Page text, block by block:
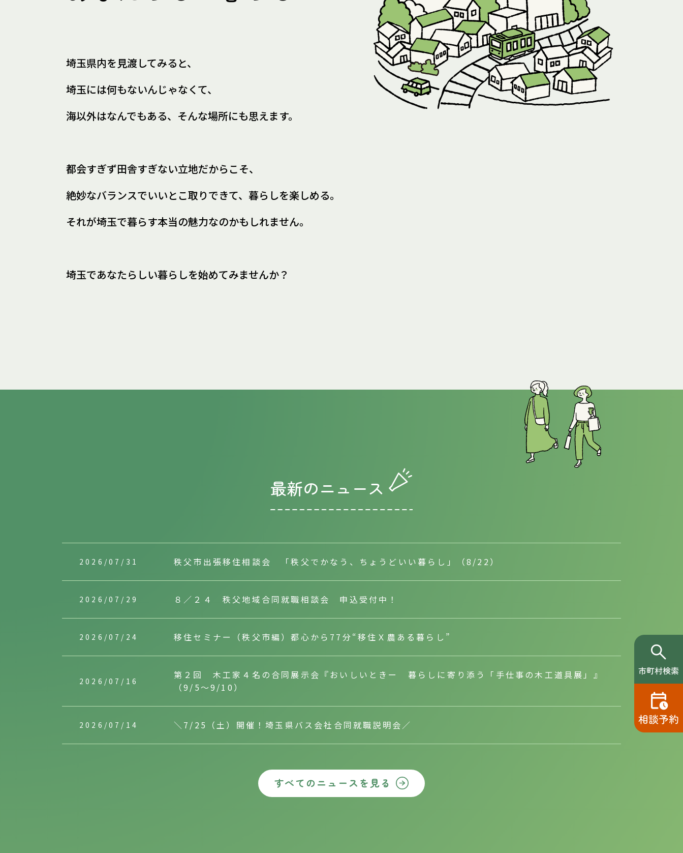
埼玉県内を見渡してみると、
埼玉には何もないんじゃなくて、
海以外はなんでもある、 そんな場所にも思えます。
都会すぎず田舎すぎない立地だからこそ、
絶妙なバランスでいいとこ取りできて、 暮らしを楽しめる。
それが埼玉で暮らす本当の魅力なのかもしれません。
埼玉であなたらしい暮らしを始めてみませんか？
最新のニュース
2026/07/31 秩父市出張移住相談会 「秩父でかなう、ちょうどいい暮らし」（8/22）
2026/07/29 ８／２４ 秩父地域合同就職相談会 申込受付中！
2026/07/24 移住セミナー（秩父市編）都心から77分“移住Ｘ農ある暮らし”
2026/07/16
第２回 木工家４名の合同展示会『おいしいときー 暮らしに寄り添う「手仕事の木工道具展」』
（9/5～9/10）
2026/07/14 ＼7/25（土）開催！埼玉県バス会社合同就職説明会／
すべてのニュースを見る